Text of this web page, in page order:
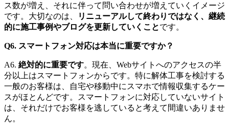
ス数が増え、それに伴って問い合わせが増えていくイメージ
です。大切なのは、
リニューアルして終わりではなく、継続
的に施工事例やブログを更新していくことです。
Q6. スマートフォン対応は本当に重要ですか？
A6. 絶対的に重要です。現在、Webサイトへのアクセスの半
分以上はスマートフォンからです。特に解体工事を検討する
一般のお客様は、自宅や移動中にスマホで情報収集するケー
スがほとんどです。スマートフォンに対応していないサイト
は、それだけでお客様を逃していると考えて間違いありませ
ん。